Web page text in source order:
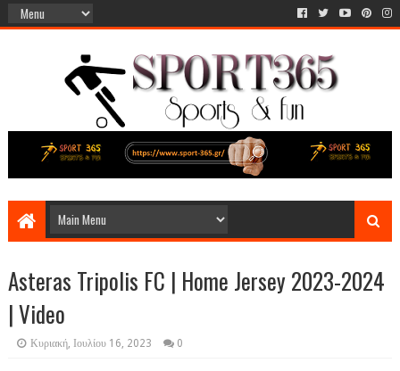
Asteras Tripolis FC | Home Jersey 2023-2024
| Video
Κυριακή, Ιουλίου 16, 2023 0